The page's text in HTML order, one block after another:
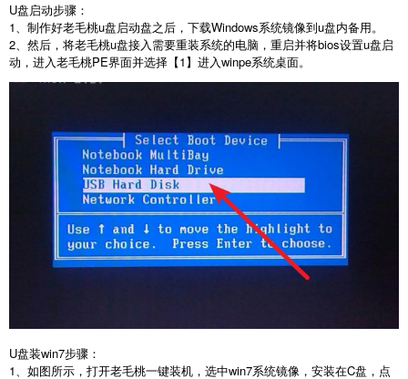
U盘启动步骤：
1、制作好老毛桃u盘启动盘之后，下载Windows系统镜像到u盘内备用。
2、然后，将老毛桃u盘接入需要重装系统的电脑，重启并将bios设置u盘启
动，进入老毛桃PE界面并选择【1】进入winpe系统桌面。
U盘装win7步骤：
1、如图所示，打开老毛桃一键装机，选中win7系统镜像，安装在C盘，点